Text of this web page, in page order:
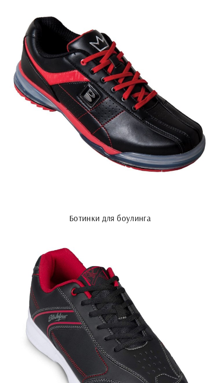
Ботинки для боулинга